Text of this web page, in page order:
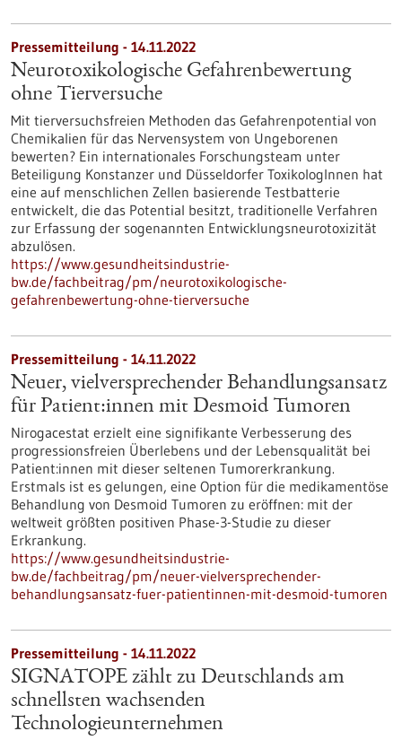
Pressemitteilung - 14.11.2022
Neurotoxikologische Gefahrenbewertung
ohne Tierversuche
Mit tierversuchsfreien Methoden das Gefahrenpotential von
Chemikalien für das Nervensystem von Ungeborenen
bewerten? Ein internationales Forschungsteam unter
Beteiligung Konstanzer und Düsseldorfer ToxikologInnen hat
eine auf menschlichen Zellen basierende Testbatterie
entwickelt, die das Potential besitzt, traditionelle Verfahren
zur Erfassung der sogenannten Entwicklungsneurotoxizität
abzulösen.
https://www.gesundheitsindustrie-
bw.de/fachbeitrag/pm/neurotoxikologische-
gefahrenbewertung-ohne-tierversuche
Pressemitteilung - 14.11.2022
Neuer, vielversprechender Behandlungsansatz
für Patient:innen mit Desmoid Tumoren
Nirogacestat erzielt eine signifikante Verbesserung des
progressionsfreien Überlebens und der Lebensqualität bei
Patient:innen mit dieser seltenen Tumorerkrankung.
Erstmals ist es gelungen, eine Option für die medikamentöse
Behandlung von Desmoid Tumoren zu eröffnen: mit der
weltweit größten positiven Phase-3-Studie zu dieser
Erkrankung.
https://www.gesundheitsindustrie-
bw.de/fachbeitrag/pm/neuer-vielversprechender-
behandlungsansatz-fuer-patientinnen-mit-desmoid-tumoren
Pressemitteilung - 14.11.2022
SIGNATOPE zählt zu Deutschlands am
schnellsten wachsenden
Technologieunternehmen